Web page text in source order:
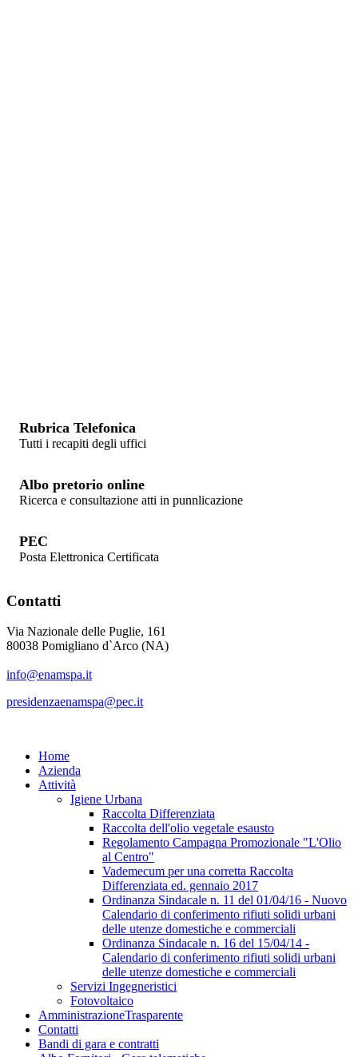
Rubrica Telefonica
Tutti i recapiti degli uffici
Albo pretorio online
Ricerca e consultazione atti in punnlicazione
PEC
Posta Elettronica Certificata
Contatti
Via Nazionale delle Puglie, 161
80038 Pomigliano d`Arco (NA)
info@enamspa.it
presidenzaenamspa@pec.it
Home
Azienda
Attività
Igiene Urbana
Raccolta Differenziata
Raccolta dell'olio vegetale esausto
Regolamento Campagna Promozionale "L'Olio
al Centro"
Vademecum per una corretta Raccolta
Differenziata ed. gennaio 2017
Ordinanza Sindacale n. 11 del 01/04/16 - Nuovo
Calendario di conferimento rifiuti solidi urbani
delle utenze domestiche e commerciali
Ordinanza Sindacale n. 16 del 15/04/14 -
Calendario di conferimento rifiuti solidi urbani
delle utenze domestiche e commerciali
Servizi Ingegneristici
Fotovoltaico
AmministrazioneTrasparente
Contatti
Bandi di gara e contratti